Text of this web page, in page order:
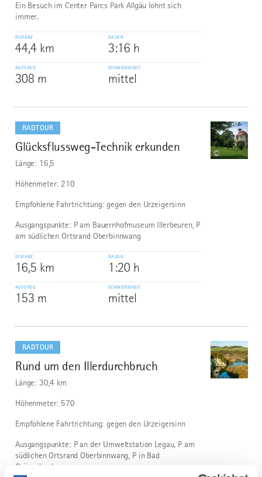
Ein Besuch im Center Parcs Park Allgäu lohnt sich
immer.
DISTANZ
44,4 km
DAUER
3:16 h
AUFSTIEG
308 m
SCHWIERIGKEIT
mittel
RADTOUR
2
Glücksflussweg-Technik erkunden
©
Länge: 16,5
Höhenmeter: 210
Empfohlene Fahrtrichtung: gegen den Urzeigersinn
Ausgangspunkte: P am Bauernhofmuseum Illerbeuren, P
am südlichen Ortsrand Oberbinnwang
DISTANZ
16,5 km
DAUER
1:20 h
AUFSTIEG
153 m
SCHWIERIGKEIT
mittel
dazu
RADTOUR
3
Rund um den Illerdurchbruch
©
Länge: 30,4 km
Höhenmeter: 570
Empfohlene Fahrtrichtung: gegen den Urzeigersinn
Ausgangspunkte: P an der Umweltstation Legau, P am
südlichen Ortsrand Oberbinnwang, P in Bad
Grönenbach
dazu